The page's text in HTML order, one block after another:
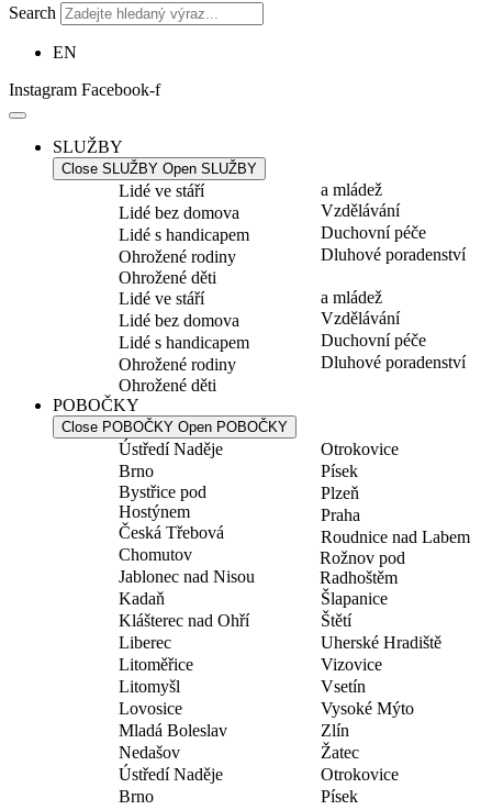
Search
EN
Instagram Facebook-f
SLUŽBY
Close SLUŽBY Open SLUŽBY
Lidé ve stáří
Lidé bez domova
Lidé s handicapem
Ohrožené rodiny
Ohrožené děti
a mládež
Vzdělávání
Duchovní péče
Dluhové poradenství
Lidé ve stáří
Lidé bez domova
Lidé s handicapem
Ohrožené rodiny
Ohrožené děti
a mládež
Vzdělávání
Duchovní péče
Dluhové poradenství
POBOČKY
Close POBOČKY Open POBOČKY
Ústředí Naděje
Brno
Bystřice pod
Hostýnem
Česká Třebová
Chomutov
Jablonec nad Nisou
Kadaň
Klášterec nad Ohří
Liberec
Litoměřice
Litomyšl
Lovosice
Mladá Boleslav
Nedašov
Otrokovice
Písek
Plzeň
Praha
Roudnice nad Labem
Rožnov pod
Radhoštěm
Šlapanice
Štětí
Uherské Hradiště
Vizovice
Vsetín
Vysoké Mýto
Zlín
Žatec
Ústředí Naděje
Brno
Otrokovice
Písek